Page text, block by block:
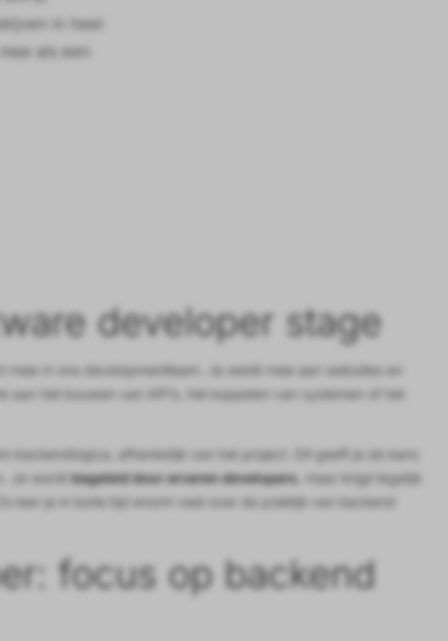
in heel
als een
developer stage
in ons developmentteam. Je werkt mee aan websites en
aan het bouwen van API’s, het koppelen van systemen of het
backendlogica, afhankelijk van het project. Dit geeft je de kans
Je wordt begeleid door ervaren developers , maar krijgt tegelijk
leer je in korte tijd enorm veel over de praktijk van backend
focus op backend